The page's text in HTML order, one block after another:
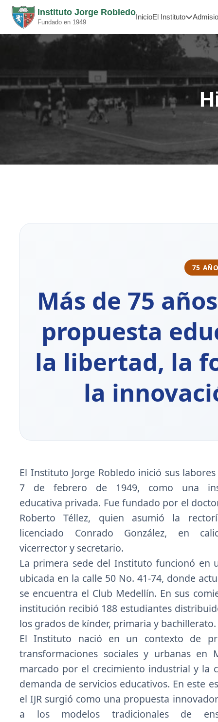
Instituto Jorge Robledo
Fundado en 1949
InicioEl Instituto
75
Más de 75
propuesta
la libertad, la
la
El Instituto Jorge Robledo inició sus
7 de febrero de 1949, como una
educativa privada. Fue fundado por el
Roberto Téllez, quien asumió la
licenciado Conrado González, en
vicerrector y secretario.
La primera sede del Instituto funcionó en
ubicada en la calle 50 No. 41-74, donde
se encuentra el Club Medellín. En sus
institución recibió 188 estudiantes
los grados de kínder, primaria y bachillerato.
El Instituto nació en un contexto de
transformaciones sociales y urbanas en
marcado por el crecimiento industrial y la
demanda de servicios educativos. En este
el IJR surgió como una propuesta
a los modelos tradicionales de